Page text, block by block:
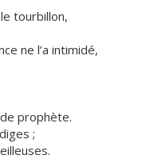
tourbillon,
ne l’a intimidé,
prophète.
;